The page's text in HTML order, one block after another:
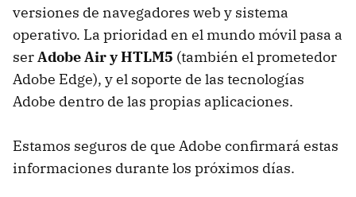
versiones de navegadores web y sistema
operativo. La prioridad en el mundo móvil pasa a
serAdobe Air y HTLM5 (también el prometedor
Adobe Edge), y el soporte de las tecnologías
Adobe dentro de las propias aplicaciones.
Estamos seguros de que Adobe confirmará estas
informaciones durante los próximos días.